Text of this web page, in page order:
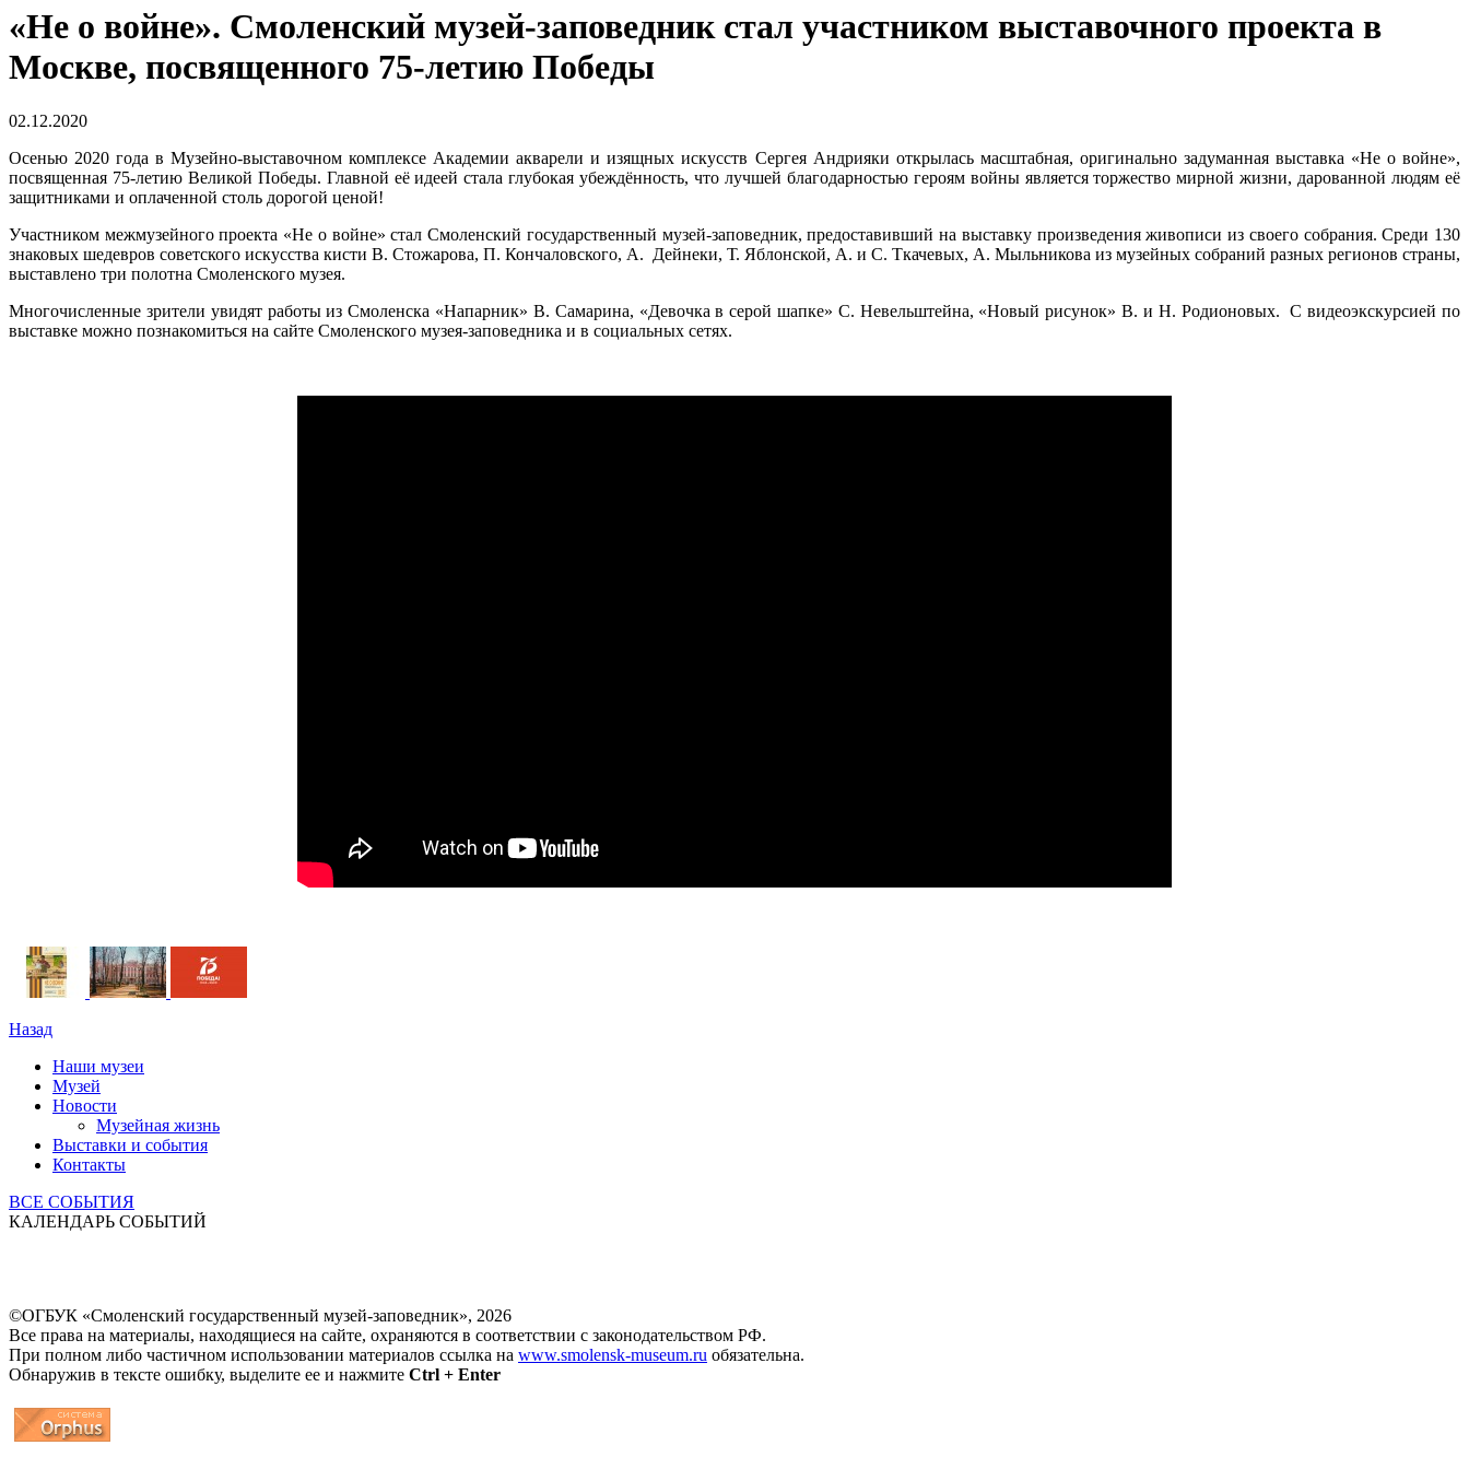
«Не о войне». Смоленский музей-заповедник стал участником выставочного проекта в
Москве, посвященного 75-летию Победы
02.12.2020
Осенью 2020 года в Музейно-выставочном комплексе Академии акварели и изящных искусств Сергея Андрияки открылась масштабная, оригинально задуманная выставка «Не о войне»,
посвященная 75-летию Великой Победы. Главной её идеей стала глубокая убеждённость, что лучшей благодарностью героям войны является торжество мирной жизни, дарованной людям её
защитниками и оплаченной столь дорогой ценой!
Участником межмузейного проекта «Не о войне» стал Смоленский государственный музей-заповедник, предоставивший на выставку произведения живописи из своего собрания. Среди 130
знаковых шедевров советского искусства кисти В. Стожарова, П. Кончаловского, А. Дейнеки, Т. Яблонской, А. и С. Ткачевых, А. Мыльникова из музейных собраний разных регионов страны,
выставлено три полотна Смоленского музея.
Многочисленные зрители увидят работы из Смоленска «Напарник» В. Самарина, «Девочка в серой шапке» С. Невельштейна, «Новый рисунок» В. и Н. Родионовых. С видеоэкскурсией по
выставке можно познакомиться на сайте Смоленского музея-заповедника и в социальных сетях.
Назад
Наши музеи
Музей
Новости
Музейная жизнь
Выставки и события
Контакты
ВСЕ СОБЫТИЯ
КАЛЕНДАРЬ СОБЫТИЙ
©ОГБУК «Смоленский государственный музей-заповедник», 2026
Все права на материалы, находящиеся на сайте, охраняются в соответствии с законодательством РФ.
При полном либо частичном использовании материалов ссылка на www.smolensk-museum.ru обязательна.
Обнаружив в тексте ошибку, выделите ее и нажмите Ctrl + Enter